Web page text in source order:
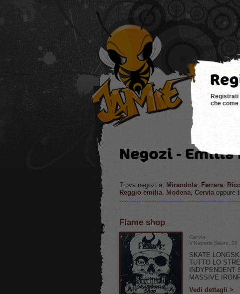
home
Negozi - Emilia
Trova negozi a: Mirandola, Ferrara,
Reggio emilia, Modena, Cervia oppure
Flame shop
Cervia
V.Nazario Sauro, 58
SKATE
TUTTO LO
INDYPENDENT
MASSIVE
Vedi dettagli >
che come